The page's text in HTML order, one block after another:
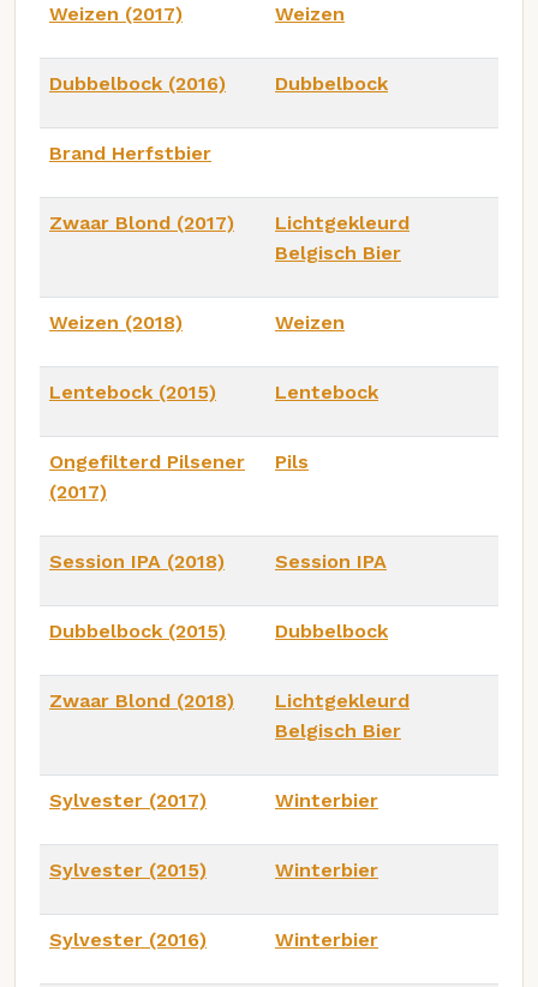
Weizen (2017) Weizen
Dubbelbock (2016) Dubbelbock
Brand Herfstbier
Zwaar Blond (2017)
Lichtgekleurd
Belgisch Bier
Weizen (2018) Weizen
Lentebock (2015) Lentebock
Ongefilterd Pilsener
(2017)
Pils
Session IPA (2018) Session IPA
Dubbelbock (2015) Dubbelbock
Zwaar Blond (2018)
Lichtgekleurd
Belgisch Bier
Sylvester (2017) Winterbier
Sylvester (2015) Winterbier
Sylvester (2016) Winterbier